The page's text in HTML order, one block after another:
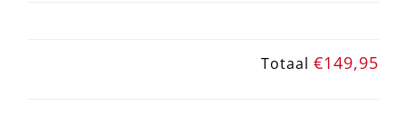
Totaal €149,95